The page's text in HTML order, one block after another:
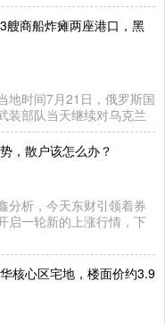
艘商船炸瘫两座港口，黑
地时间7月21日，俄罗斯国
装部队当天继续对乌克兰
，散户该怎么办？
分析，今天东财引领着券
启一轮新的上涨行情，下
核心区宅地，楼面价约3.9